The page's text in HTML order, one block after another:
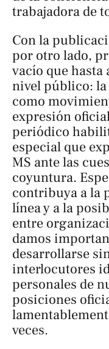
trabajadora de
Con la
por otro lado,
vacío que hasta
nivel público: la
como
expresión
periódico
especial que
MS ante las
coyuntura.
contribuya a la
línea y a la
entre
damos
desarrollarse
interlocutores
personales de
posiciones
veces.